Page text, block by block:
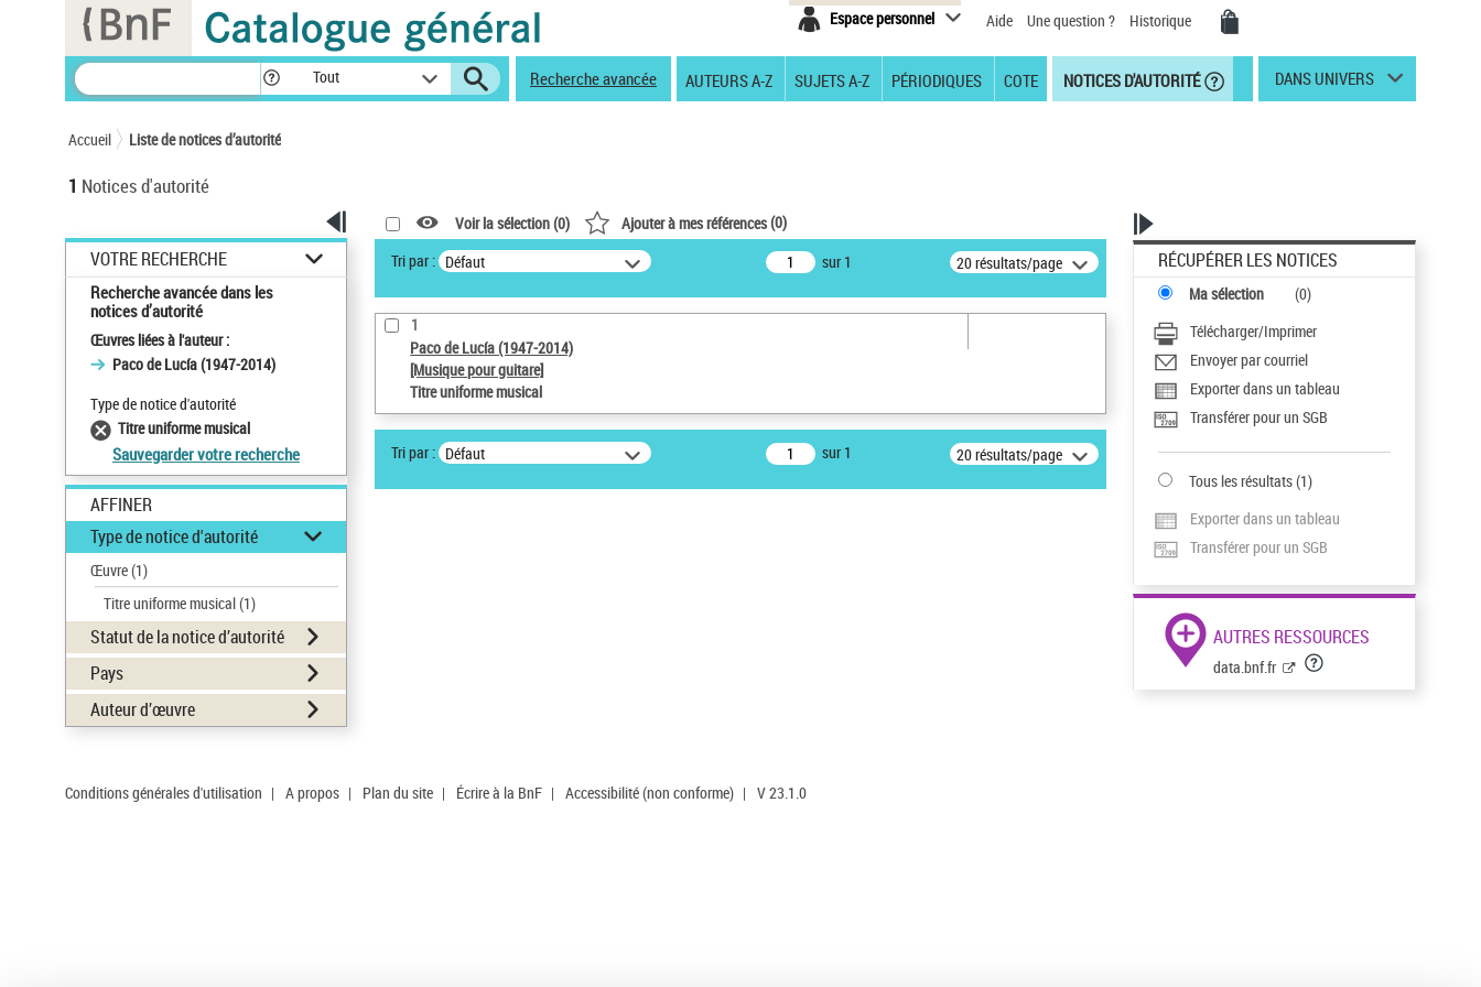
Espace personnel Aide Une question ? Historique
Tout Recherche avancée AUTEURS A-Z SUJETS A-Z PÉRIODIQUES COTE NOTICES D'AUTORITÉ DANS UNIVERS
Accueil Liste de notices d’autorité
1 Notices d'autorité
VOTRE RECHERCHE
Recherche avancée dans les
notices d’autorité
Œuvres liées à l'auteur :
Paco de Lucía (1947-2014)
Type de notice d'autorité
Titre uniforme musical
Sauvegarder votre recherche
AFFINER
Type de notice d'autorité
Œuvre(1)
Titre uniforme musical(1)
Statut de la notice d’autorité
Pays
Auteur d’œuvre
Voir la sélection (0) Ajouter à mes références(0)
Tri par : Défaut sur 1 20 résultats/page
1
Paco de Lucía (1947-2014)
[Musique pour guitare]
Titre uniforme musical
Tri par : Défaut sur 1 20 résultats/page
RÉCUPÉRER LES NOTICES
Ma sélection (0)
Télécharger/Imprimer
Envoyer par courriel
Exporter dans un tableau
Transférer pour un SGB
Tous les résultats(1)
Exporter dans un tableau
Transférer pour un SGB
AUTRES RESSOURCES
data.bnf.fr
Conditions générales d'utilisation | A propos | Plan du site | Écrire à la BnF | Accessibilité (non conforme) | V 23.1.0
Panneau de gestion des cookies